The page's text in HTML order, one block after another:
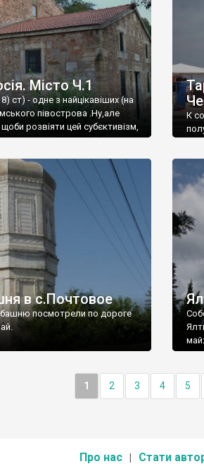
Місто Ч.1
ст) - одне з найцікавіших (на
півострова .Ну,але
розвіяти цей субєктивізм,
К
в с.Почтовое
посмотрели по дороге
1 2 3 4 5
Про нас Стати